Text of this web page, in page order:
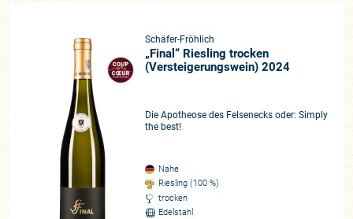
Schäfer-Fröhlich
„Final“ Riesling trocken
(Versteigerungswein) 2024
Die Apotheose des Felsenecks oder: Simply
the best!
Nahe
Riesling (100 %)
trocken
Edelstahl